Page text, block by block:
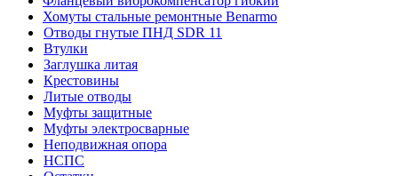
Хомуты стальные ремонтные Benarmo
Отводы гнутые ПНД SDR 11
Втулки
Заглушка литая
Крестовины
Литые отводы
Муфты защитные
Муфты электросварные
Неподвижная опора
НСПС